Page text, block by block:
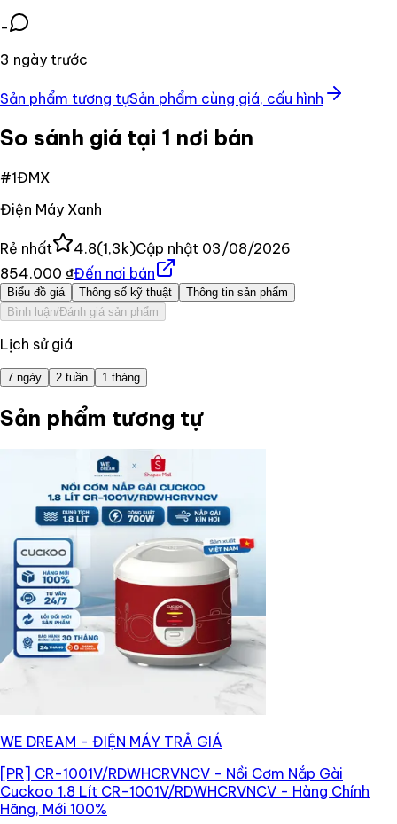
-
3 ngày trước
Sản phẩm tương tựSản phẩm cùng giá, cấu hình
So sánh giá tại 1 nơi bán
#1ĐMX
Điện Máy Xanh
Rẻ nhất 4.8(1,3k)Cập nhật 03/08/2026
854.000 ₫Đến nơi bán
Biểu đồ giá Thông số kỹ thuật
Thông tin sản phẩm
Bình luận/Đánh giá sản phẩm
Lịch sử giá
7 ngày 2 tuần 1 tháng
Sản phẩm tương tự
WE DREAM - ĐIỆN MÁY TRẢ GIÁ
[PR] CR-1001V/RDWHCRVNCV - Nồi Cơm Nắp Gài
Cuckoo 1.8 Lít CR-1001V/RDWHCRVNCV - Hàng Chính
Hãng, Mới 100%